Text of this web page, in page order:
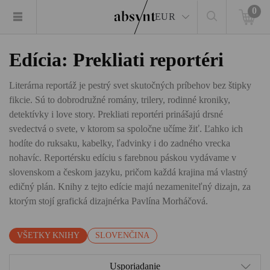
EUR
0
Edícia: Prekliati reportéri
Literárna reportáž je pestrý svet skutočných príbehov bez štipky
fikcie. Sú to dobrodružné romány, trilery, rodinné kroniky,
detektívky i love story. Prekliati reportéri prinášajú drsné
svedectvá o svete, v ktorom sa spoločne učíme žiť. Ľahko ich
hodíte do ruksaku, kabelky, ľadvinky i do zadného vrecka
nohavíc. Reportérsku edíciu s farebnou páskou vydávame v
slovenskom a českom jazyku, pričom každá krajina má vlastný
edičný plán. Knihy z tejto edície majú nezameniteľný dizajn, za
ktorým stojí grafická dizajnérka Pavlína Morháčová.
VŠETKY KNIHY SLOVENČINA
Usporiadanie